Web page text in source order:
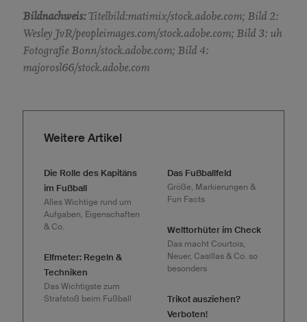
Bildnachweis:Titelbild:matimix/stock.adobe.com; Bild 2:
Wesley JvR/peopleimages.com/stock.adobe.com; Bild 3: uh
Fotografie Bonn/stock.adobe.com; Bild 4:
majorosl66/stock.adobe.com
Weitere Artikel
Die Rolle des Kapitäns
im Fußball
Alles Wichtige rund um
Aufgaben, Eigenschaften
& Co.
Elfmeter: Regeln &
Techniken
Das Wichtigste zum
Strafstoß beim Fußball
Das Fußballfeld
Größe, Markierungen &
Fun Facts
Welttorhüter im Check
Das macht Courtois,
Neuer, Casillas & Co. so
besonders
Trikot ausziehen?
Verboten!